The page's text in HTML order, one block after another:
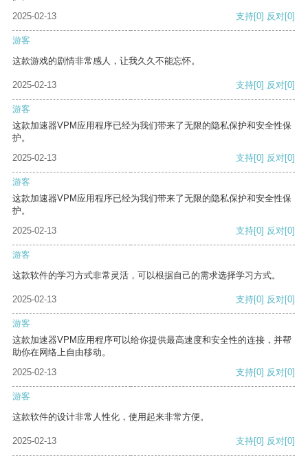
2025-02-13
支持[0] 反对[0]
游客
这款游戏的剧情非常感人，让我久久不能忘怀。
2025-02-13 支持[0] 反对[0]
游客
这款加速器VPM应用程序已经为我们带来了无限的隐私保护和安全性保
护。
2025-02-13
支持[0] 反对[0]
游客
这款加速器VPM应用程序已经为我们带来了无限的隐私保护和安全性保
护。
2025-02-13
支持[0] 反对[0]
游客
这款软件的学习方式非常灵活，可以根据自己的需求选择学习方式。
2025-02-13 支持[0] 反对[0]
游客
这款加速器VPM应用程序可以给你提供最高速度和安全性的连接，并帮
助你在网络上自由移动。
2025-02-13
支持[0] 反对[0]
游客
这款软件的设计非常人性化，使用起来非常方便。
2025-02-13 支持[0] 反对[0]